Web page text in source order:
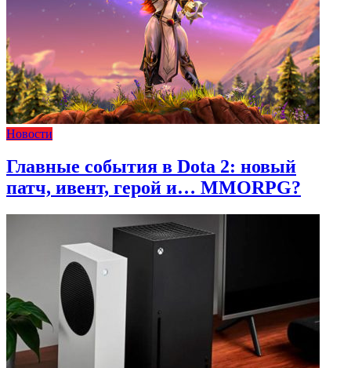
Новости
Главные события в Dota 2: новый
патч, ивент, герой и… MMORPG?